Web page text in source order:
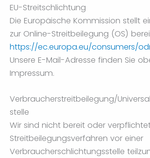
EU-Streitschlichtung
Die Europäische Kommission stellt
zur Online-Streitbeilegung (OS)
https://ec.europa.eu/consumers/
Unsere E-Mail-Adresse finden Sie
Impressum.
Verbraucher­streit­beilegung/
stelle
Wir sind nicht bereit oder
Streitbeilegungsverfahren vor einer
Verbraucherschlichtungsstelle